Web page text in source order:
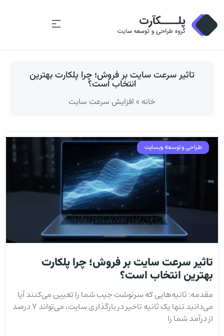
تاثیر سرعت سایت بر فروش؛ چرا پلکارت بهترین
انتخاب است؟
خانه » افزایش سرعت سایت
طراحی و توسعه وبسایت
تاثیر سرعت سایت بر فروش؛ چرا پلکارت
بهترین انتخاب است؟
مقدمه: ثانیه‌هایی که سرنوشت جیب شما را تعیین می‌کنند آیا
می‌دانید تنها یک ثانیه تاخیر در بارگذاری سایت، می‌تواند ۷ درصد
از درآمد شما را